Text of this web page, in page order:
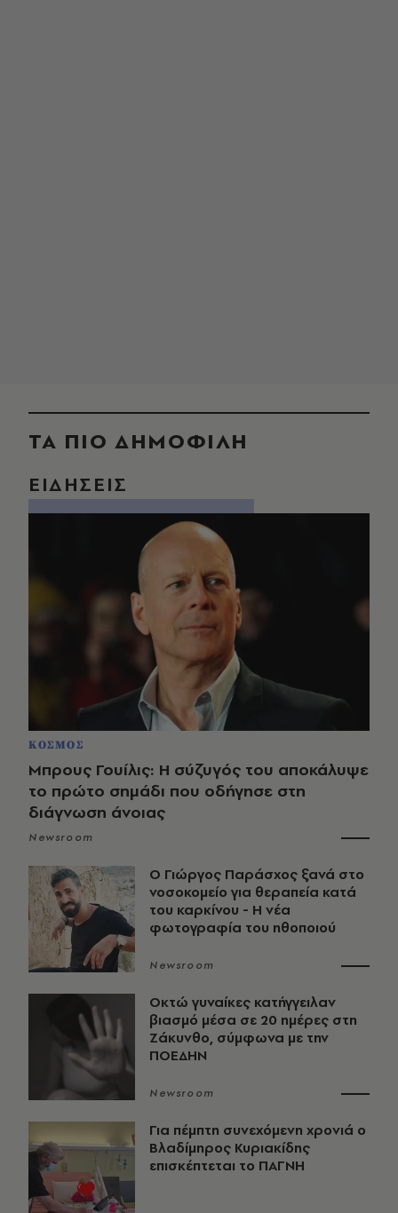
ΤΑ ΠΙΟ ΔΗΜΟΦΙΛΗ
ΕΙΔΗΣΕΙΣ
ΚΟΣΜΟΣ
Μπρους Γουίλις: Η σύζυγός του αποκάλυψε
το πρώτο σημάδι που οδήγησε στη
διάγνωση άνοιας
Newsroom
O Γιώργος Παράσχος ξανά στο
νοσοκομείο για θεραπεία κατά
του καρκίνου - Η νέα
φωτογραφία του ηθοποιού
Newsroom
Οκτώ γυναίκες κατήγγειλαν
βιασμό μέσα σε 20 ημέρες στη
Ζάκυνθο, σύμφωνα με την
ΠΟΕΔΗΝ
Newsroom
Για πέμπτη συνεχόμενη χρονιά ο
Βλαδίμηρος Κυριακίδης
επισκέπτεται το ΠΑΓΝΗ